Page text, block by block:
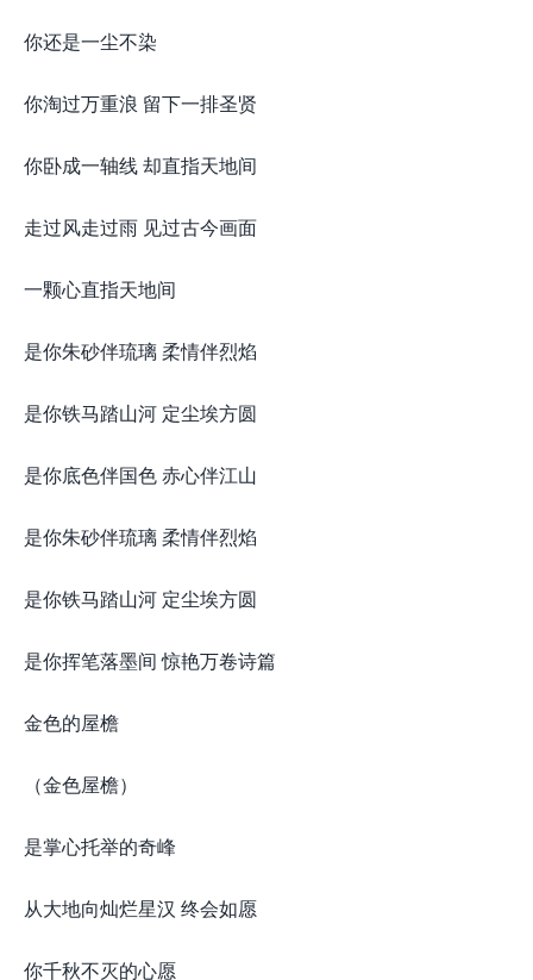
你还是一尘不染
你淘过万重浪 留下一排圣贤
你卧成一轴线 却直指天地间
走过风走过雨 见过古今画面
一颗心直指天地间
是你朱砂伴琉璃 柔情伴烈焰
是你铁马踏山河 定尘埃方圆
是你底色伴国色 赤心伴江山
是你朱砂伴琉璃 柔情伴烈焰
是你铁马踏山河 定尘埃方圆
是你挥笔落墨间 惊艳万卷诗篇
金色的屋檐
（金色屋檐）
是掌心托举的奇峰
从大地向灿烂星汉 终会如愿
你千秋不灭的心愿